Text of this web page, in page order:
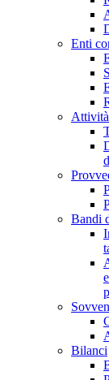
Enti
Bandi
Bilanci